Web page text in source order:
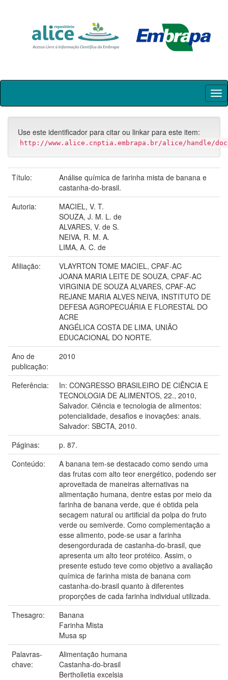
Skip
Use este identificador para citar ou linkar para este item:
http://www.alice.cnptia.embrapa.br/alice/handle/
Título:
Análise química de farinha mista de banana e
castanha-do-brasil.
Autoria:
MACIEL, V. T.
SOUZA, J. M. L. de
ALVARES, V. de S.
NEIVA, R. M. A.
LIMA, A. C. de
Afiliação:
VLAYRTON TOME MACIEL, CPAF-AC
JOANA MARIA LEITE DE SOUZA, CPAF-AC
VIRGINIA DE SOUZA ALVARES, CPAF-AC
REJANE MARIA ALVES NEIVA, INSTITUTO DE
DEFESA AGROPECUÁRIA E FLORESTAL DO
ACRE
ANGÉLICA COSTA DE LIMA, UNIÃO
EDUCACIONAL DO NORTE.
Ano de
publicação:
2010
Referência:
In: CONGRESSO BRASILEIRO DE CIÊNCIA E
TECNOLOGIA DE ALIMENTOS, 22., 2010,
Salvador. Ciência e tecnologia de alimentos:
potencialidade, desafios e inovações: anais.
Salvador: SBCTA, 2010.
Páginas:
p. 87.
Conteúdo:
A banana tem-se destacado como sendo uma
das frutas com alto teor energético, podendo ser
aproveitada de maneiras alternativas na
alimentação humana, dentre estas por meio da
farinha de banana verde, que é obtida pela
secagem natural ou artificial da polpa do fruto
verde ou semiverde. Como complementação a
esse alimento, pode-se usar a farinha
desengordurada de castanha-do-brasil, que
apresenta um alto teor protéico. Assim, o
presente estudo teve como objetivo a avaliação
química de farinha mista de banana com
castanha-do-brasil quanto à diferentes
proporções de cada farinha individual utilizada.
Thesagro:
Banana
Farinha Mista
Musa sp
Palavras-
chave:
Alimentação humana
Castanha-do-brasil
Bertholletia excelsia